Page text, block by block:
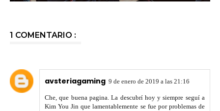
1 COMENTARIO :
avsteriagaming 9 de enero de 2019 a las 21:16
Che, que buena pagina. La descubrí hoy y siempre seguí a
Kim You Jin que lamentablemente se fue por problemas de